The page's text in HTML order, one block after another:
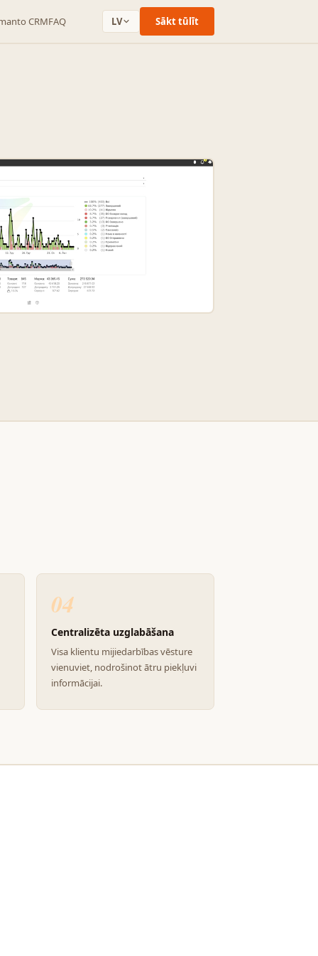
CRMFAQ LV Sākt tūlīt
04
Centralizēta uzglabāšana
Visa klientu mijiedarbības vēsture
vienuviet, nodrošinot ātru piekļuvi
informācijai.